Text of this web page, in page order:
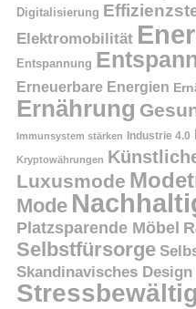
Digitalisierung
Elektromobilität
Entspannung
Erneuerbare Energien
Ernährung
Immunsystem stärken Industrie 4.0
Kryptowährungen
Luxusmode
Mode
Platzsparende Möbel
Selbstfürsorge
Skandinavisches Design